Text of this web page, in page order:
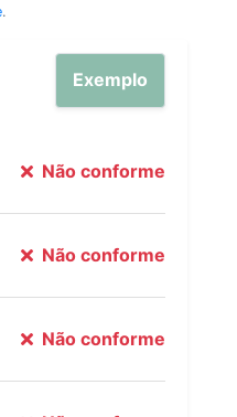
.
Exemplo
Não conforme
Não conforme
Não conforme